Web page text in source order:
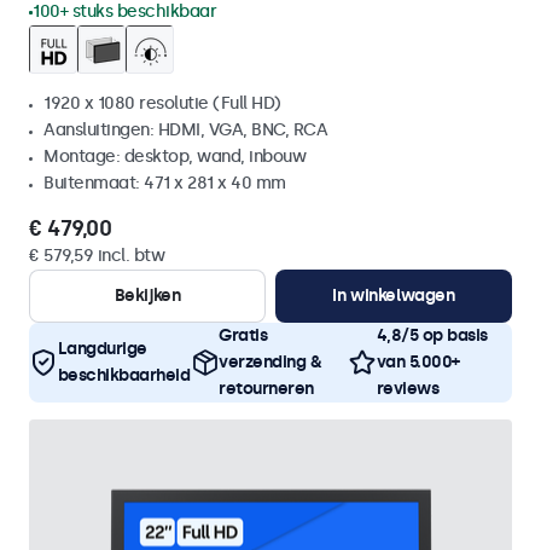
100+ stuks beschikbaar
1920 x 1080 resolutie (Full HD)
Aansluitingen: HDMI, VGA, BNC, RCA
Montage: desktop, wand, inbouw
Buitenmaat: 471 x 281 x 40 mm
€ 479,00
€ 579,59 incl. btw
Bekijken
In winkelwagen
Langdurige
beschikbaarheid
Gratis
verzending &
retourneren
4,8/5 op basis
van 5.000+
reviews